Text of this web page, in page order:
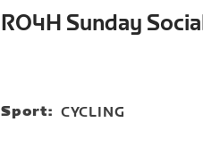
RO4H Sunday
Sport: CYCLING